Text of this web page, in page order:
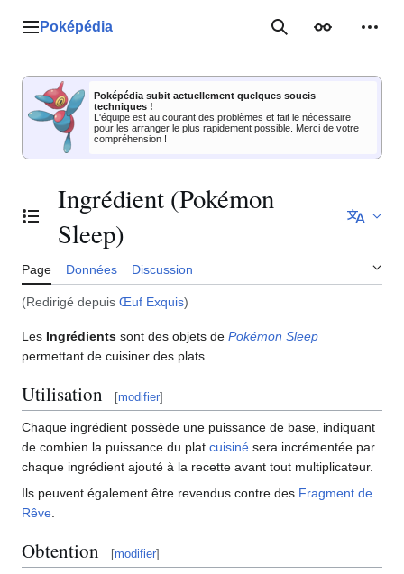
Menu principal
Poképédia RechercherApparence
Poképédia subit actuellement quelques soucis
techniques !
L'équipe est au courant des problèmes et fait le nécessaire
pour les arranger le plus rapidement possible. Merci de votre
compréhension !
Basculer la table des matières
Ingrédient (Pokémon
Sleep)
Page Données Discussion
(Redirigé depuis Œuf Exquis)
Les Ingrédients sont des objets de Pokémon Sleep
permettant de cuisiner des plats.
Utilisation [modifier]
Chaque ingrédient possède une puissance de base, indiquant
de combien la puissance du plat cuisiné sera incrémentée par
chaque ingrédient ajouté à la recette avant tout multiplicateur.
Ils peuvent également être revendus contre des Fragment de
Rêve
Obtention [modifier]